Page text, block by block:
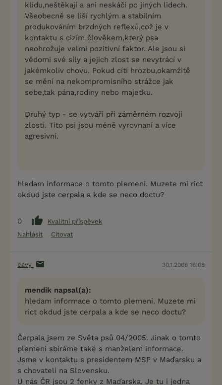
klidu,neštěkají a ani neskáčí po jiných lidech.
Všeobecně se liší rychlým a stabilním
produkováním brzdných reflexů,což je v
kontaktu s cizím člověkem,který psa
neohrožuje velmi pozitivní faktor. Ale jsou si
vědomi své síly a jejich zlost se nevytrácí v
jakémkoliv chovu. Pokud cítí hrozbu,okamžitě
se mění na nekompromisního strážce jak
sebe,tak pána,rodiny nebo majetku.
Druhý typ - se vytváří při záměrném rozvoji
zlosti. Tito psi jsou méně vyrovnaní a více
agresivní.
hledam informace o tomto plemeni. Muzete mi rict
okdud jste cerpala a kde se neco doctu?
0
Kvalitní příspěvek
Nahlásit
Citovat
eavy 30.1.2006 16:08
mendik napsal(a):
hledam informace o tomto plemeni. Muzete mi
rict okdud jste cerpala a kde se neco doctu?
Čerpala jsem ze Světa psů 04/2005. Jinak o tomto
plemeni sbíráme také s manželem informace.
Jsme v kontaktu s presidentem MSP v Maďarsku a
s chovateli na Slovensku.
U nás ČR jsou 2 fenky z Maďarska. Je tu i jedna